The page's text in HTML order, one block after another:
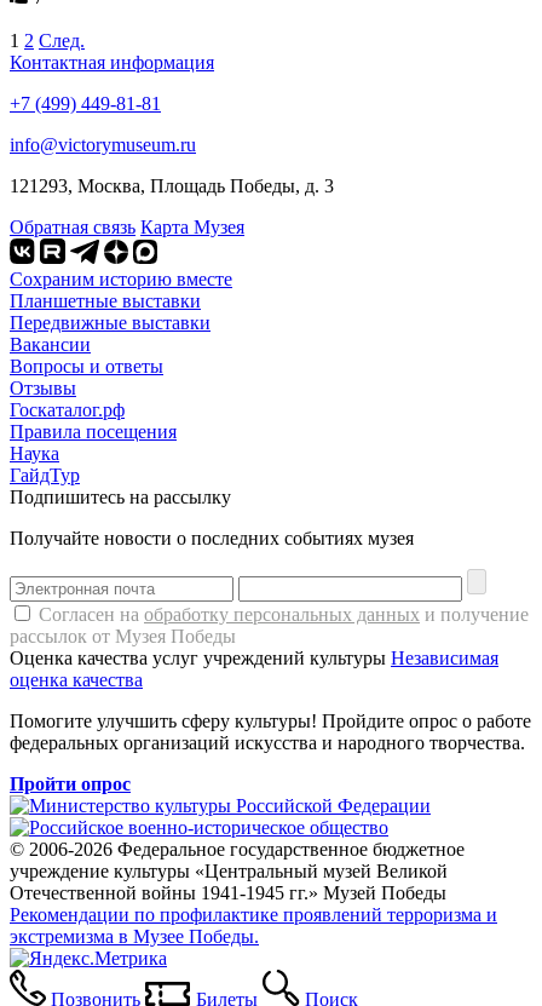
1 2 След.
Контактная информация
+7 (499) 449-81-81
info@victorymuseum.ru
121293, Москва, Площадь Победы, д. 3
Обратная связь Карта Музея
Сохраним историю вместе
Планшетные выставки
Передвижные выставки
Вакансии
Вопросы и ответы
Отзывы
Госкаталог.рф
Правила посещения
Наука
ГайдТур
Подпишитесь на рассылку
Получайте новости о последних событиях музея
Согласен на обработку персональных данных и получение
рассылок от Музея Победы
Оценка качества услуг учреждений культуры Независимая
оценка качества
Помогите улучшить сферу культуры! Пройдите опрос о работе
федеральных организаций искусства и народного творчества.
Пройти опрос
© 2006-2026 Федеральное государственное бюджетное
учреждение культуры «Центральный музей Великой
Отечественной войны 1941-1945 гг.» Музей Победы
Рекомендации по профилактике проявлений терроризма и
экстремизма в Музее Победы.
Позвонить Билеты Поиск